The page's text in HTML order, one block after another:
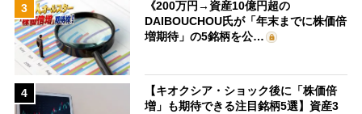
3
《200万円→資産10億円超の
DAIBOUCHOU氏が「年末までに株価倍
増期待」の5銘柄を公…
4
【キオクシア・ショック後に「株価倍
増」も期待できる注目銘柄5選】資産3